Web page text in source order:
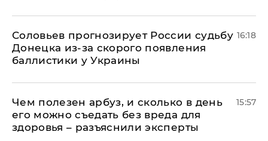
Соловьев прогнозирует России судьбу
Донецка из-за скорого появления
баллистики у Украины
16:18
Чем полезен арбуз, и сколько в день
его можно съедать без вреда для
здоровья – разъяснили эксперты
15:57